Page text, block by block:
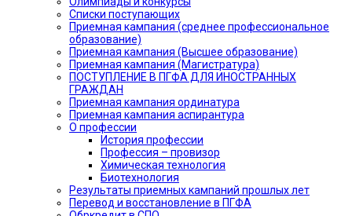
Списки поступающих
Приемная кампания (среднее профессиональное
образование)
Приемная кампания (Высшее образование)
Приемная кампания (Магистратура)
ПОСТУПЛЕНИЕ В ПГФА ДЛЯ ИНОСТРАННЫХ
ГРАЖДАН
Приемная кампания ординатура
Приемная кампания аспирантура
О профессии
История профессии
Профессия – провизор
Химическая технология
Биотехнология
Результаты приемных кампаний прошлых лет
Перевод и восстановление в ПГФА